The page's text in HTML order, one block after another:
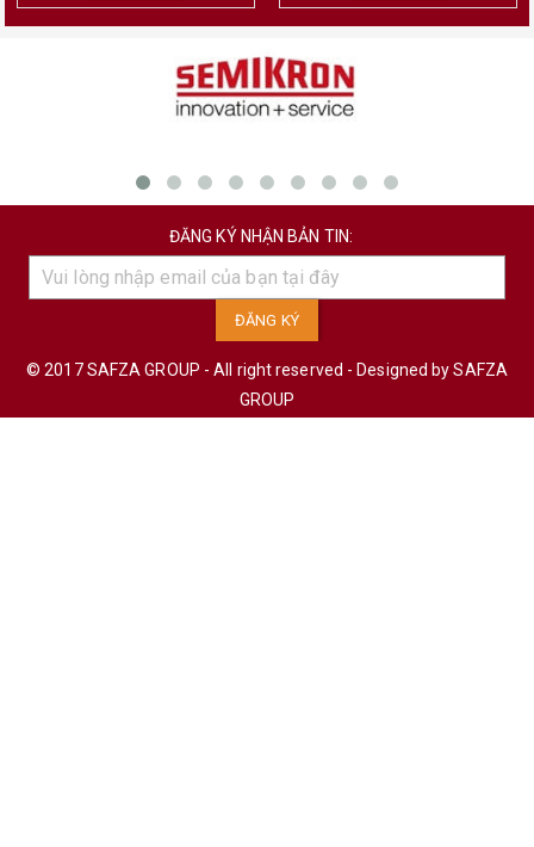
ĐĂNG KÝ NHẬN BẢN TIN:
ĐĂNG KÝ
© 2017 SAFZA GROUP - All right reserved - Designed bySAFZA
GROUP